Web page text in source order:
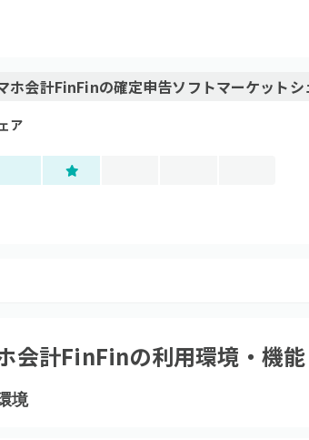
ホ会計FinFinの確定申告ソフトマーケットシ
ア
会計FinFinの利用環境・機能
境